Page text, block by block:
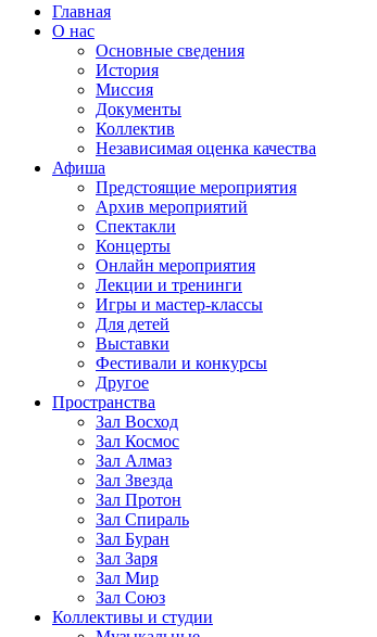
Главная
О нас
Основные сведения
История
Миссия
Документы
Коллектив
Независимая оценка качества
Афиша
Предстоящие мероприятия
Архив мероприятий
Спектакли
Концерты
Онлайн мероприятия
Лекции и тренинги
Игры и мастер-классы
Для детей
Выставки
Фестивали и конкурсы
Другое
Пространства
Зал Восход
Зал Космос
Зал Алмаз
Зал Звезда
Зал Протон
Зал Спираль
Зал Буран
Зал Заря
Зал Мир
Зал Союз
Коллективы и студии